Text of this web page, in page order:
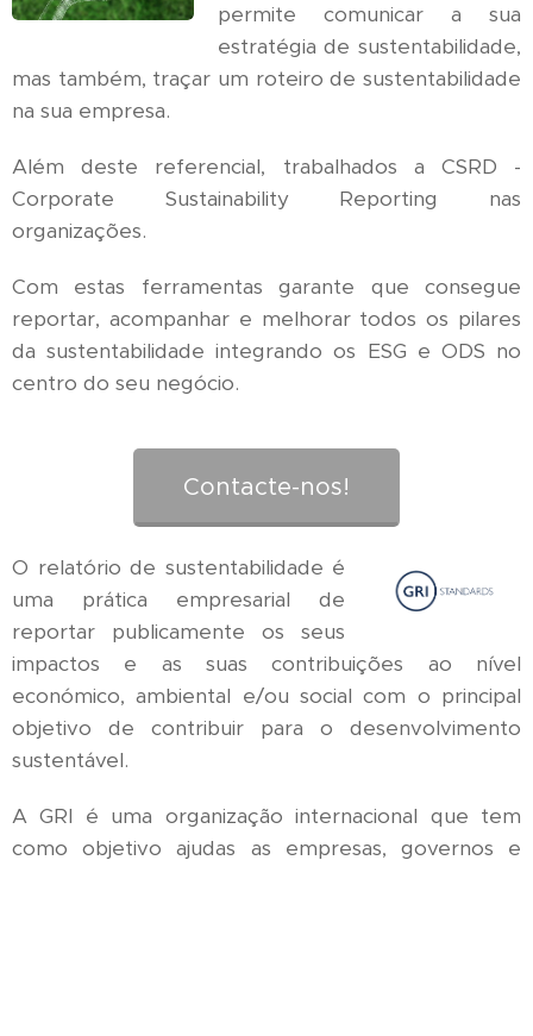
permite comunicar a sua
estratégia de sustentabilidade,
mas também, traçar um roteiro de sustentabilidade
na sua empresa.
Além deste referencial, trabalhados a CSRD -
Corporate Sustainability Reporting nas
organizações.
Com estas ferramentas garante que consegue
reportar, acompanhar e melhorar todos os pilares
da sustentabilidade integrando os ESG e ODS no
centro do seu negócio.
Contacte-nos!
O relatório de sustentabilidade é
uma prática empresarial de
reportar publicamente os seus
impactos e as suas contribuições ao nível
económico, ambiental e/ou social com o principal
objetivo de contribuir para o desenvolvimento
sustentável.
A GRI é uma organização internacional que tem
como objetivo ajudas as empresas, governos e